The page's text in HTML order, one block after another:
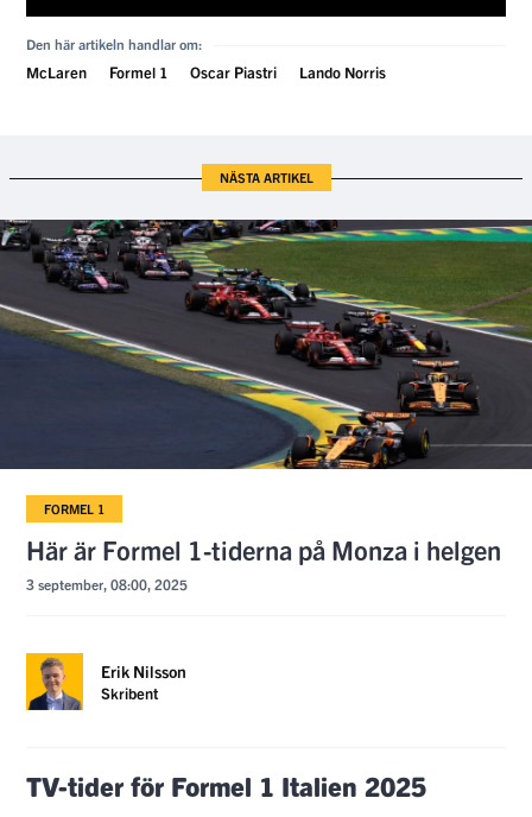
Den här artikeln handlar om:
McLaren Formel 1 Oscar Piastri Lando Norris
NÄSTA ARTIKEL
FORMEL 1
Här är Formel 1-tiderna på Monza i helgen
3 september, 08:00, 2025
Erik Nilsson
Skribent
TV-tider för Formel 1 Italien 2025